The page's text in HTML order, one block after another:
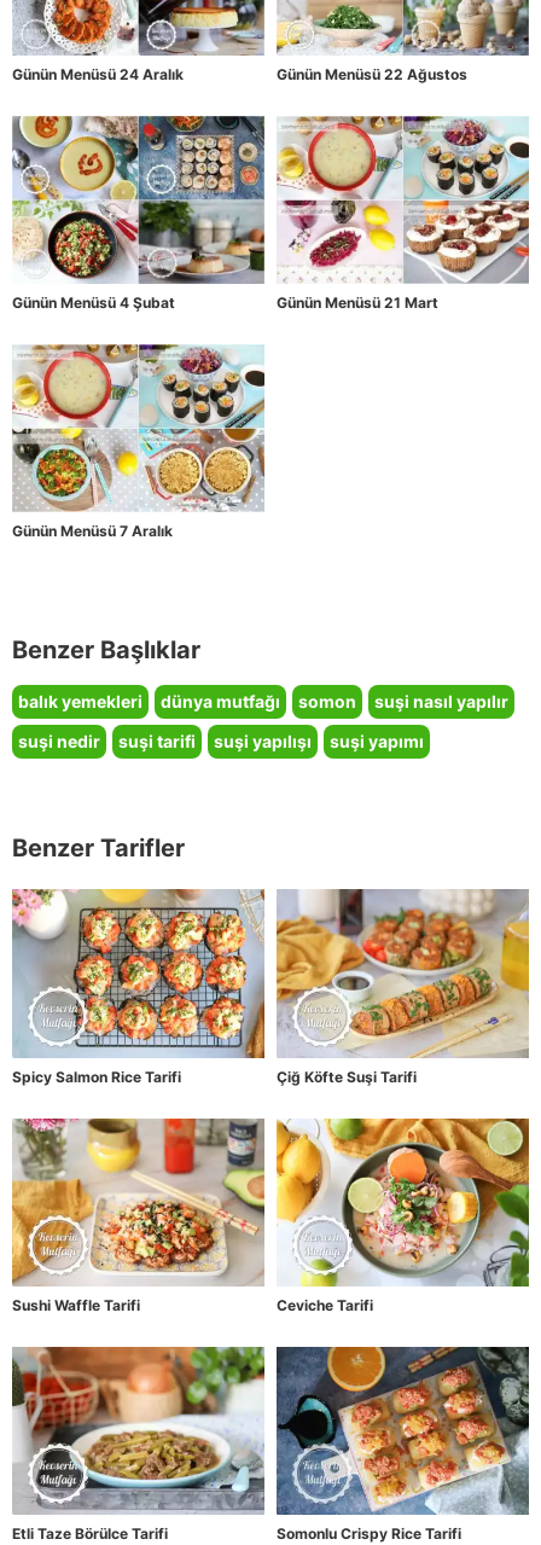
Günün Menüsü 24 Aralık Günün Menüsü 22 Ağustos
Günün Menüsü 4 Şubat Günün Menüsü 21 Mart
Günün Menüsü 7 Aralık
Benzer Başlıklar
balık yemekleri dünya mutfağı somon
suşi nasıl yapılır
suşi nedir
suşi tarifi suşi yapılışı suşi yapımı
Benzer Tarifler
Spicy Salmon Rice Tarifi Çiğ Köfte Suşi Tarifi
Sushi Waffle Tarifi Ceviche Tarifi
Etli Taze Börülce Tarifi Somonlu Crispy Rice Tarifi